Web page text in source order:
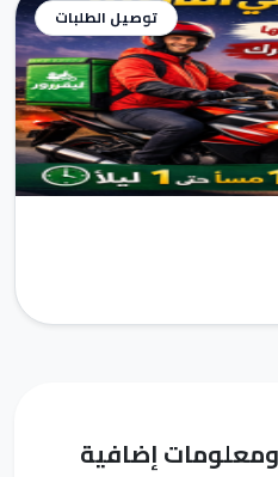
توصيل الطلبات
إضافية